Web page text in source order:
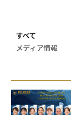
すべて
メディア情報